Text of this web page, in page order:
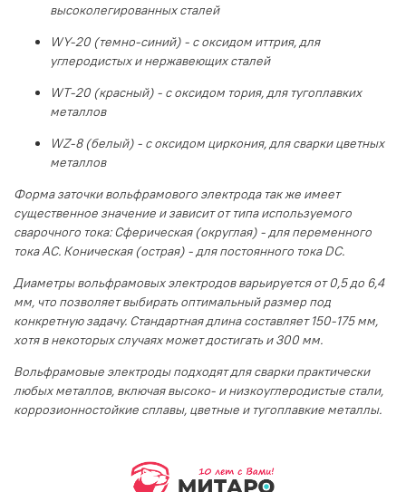
высоколегированных сталей
WY-20 (темно-синий) - с оксидом иттрия, для
углеродистых и нержавеющих сталей
WT-20 (красный) - с оксидом тория, для тугоплавких
металлов
WZ-8 (белый) - с оксидом циркония, для сварки цветных
металлов
Форма заточки вольфрамового электрода так же имеет
существенное значение и зависит от типа используемого
сварочного тока: Сферическая (округлая) - для переменного
тока AC. Коническая (острая) - для постоянного тока DC.
Диаметры вольфрамовых электродов варьируется от 0,5 до 6,4
мм, что позволяет выбирать оптимальный размер под
конкретную задачу. Стандартная длина составляет 150-175 мм,
хотя в некоторых случаях может достигать и 300 мм.
Вольфрамовые электроды подходят для сварки практически
любых металлов, включая высоко- и низкоуглеродистые стали,
коррозионностойкие сплавы, цветные и тугоплавкие металлы.